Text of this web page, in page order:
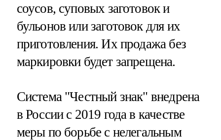
соусов, суповых заготовок и
бульонов или заготовок для их
приготовления. Их продажа без
маркировки будет запрещена.
Система "Честный знак" внедрена
в России с 2019 года в качестве
меры по борьбе с нелегальным